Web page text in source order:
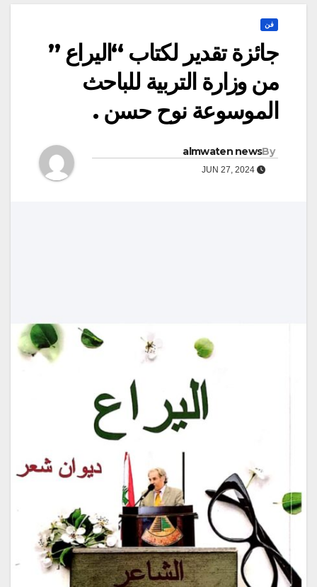
فن
جائزة تقدير لكتاب “اليراع ”
من وزارة التربية للباحث
الموسوعة نوح حسن .
By
almwaten news